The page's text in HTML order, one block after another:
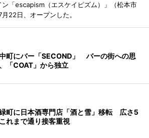
「escapism（エスケイピズム）」（松本市
22日、オープンした。
町にバー「SECOND」 バーの街への思
「COAT」から独立
町に日本酒専門店「酒と雪」移転 広さ5
れまで通り接客重視